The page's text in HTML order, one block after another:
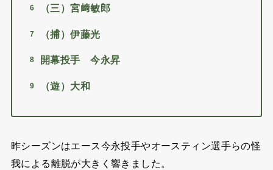
（三）宮﨑敏郎
（捕）伊藤光
開幕投手 今永昇
（遊）大和
昨シーズンはエース今永投手やオースティン選手らの怪
我による離脱が大きく響きました。